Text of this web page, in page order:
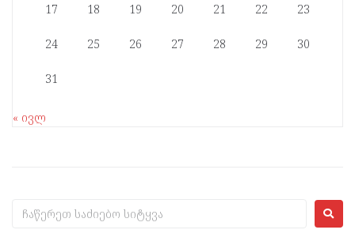
17 18 19 20 21 22 23
24 25 26 27 28 29 30
31
« ივლ